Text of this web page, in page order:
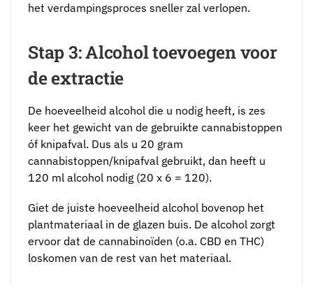
het verdampingsproces sneller zal verlopen.
Stap 3: Alcohol toevoegen voor
de extractie
De hoeveelheid alcohol die u nodig heeft, is zes
keer het gewicht van de gebruikte cannabistoppen
óf knipafval. Dus als u 20 gram
cannabistoppen/knipafval gebruikt, dan heeft u
120 ml alcohol nodig (20 x 6 = 120).
Giet de juiste hoeveelheid alcohol bovenop het
plantmateriaal in de glazen buis. De alcohol zorgt
ervoor dat de cannabinoïden (o.a. CBD en THC)
loskomen van de rest van het materiaal.